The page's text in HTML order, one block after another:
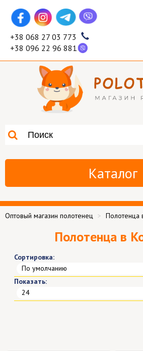
+38 068 27 03 773
+38 096 22 96 881
Каталог
Оптовый магазин полотенец Полотенца
Полотенца в
Сортировка:
По умолчанию
Показать:
24